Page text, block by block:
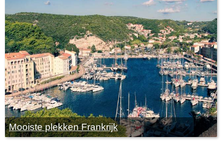
Mooiste plekken Frankrijk